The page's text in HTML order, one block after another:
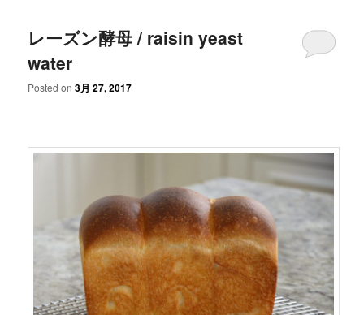
レーズン酵母 / raisin yeast
water
Posted on3月 27, 2017